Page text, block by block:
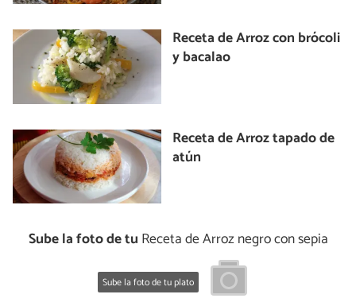
Receta de Arroz con brócoli
y bacalao
Receta de Arroz tapado de
atún
Sube la foto de tu Receta de Arroz negro con sepia
Sube la foto de tu plato